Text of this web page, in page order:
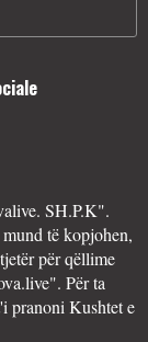
SH.P.K".
të kopjohen,
për qëllime
Për ta
pranoni Kushtet e